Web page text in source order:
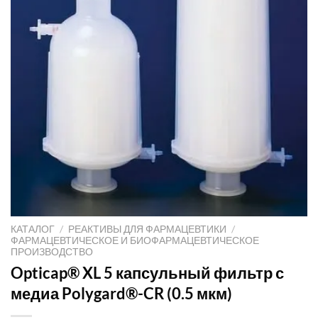
КАТАЛОГ / РЕАКТИВЫ ДЛЯ ФАРМАЦЕВТИКИ /
ФАРМАЦЕВТИЧЕСКОЕ И БИОФАРМАЦЕВТИЧЕСКОЕ
ПРОИЗВОДСТВО
Opticap® XL 5 капсульный фильтр с
медиа Polygard®-CR (0.5 мкм)